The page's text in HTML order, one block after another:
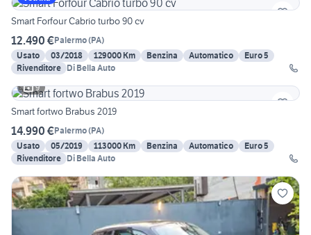
Smart Forfour Cabrio turbo 90 cv
12.490 €Palermo(PA)
Usato
03/2018 129000 Km Benzina Automatico
Euro 5
Rivenditore Di Bella Auto
9
Smart fortwo Brabus 2019
14.990 €Palermo(PA)
Usato
05/2019 113000 Km Benzina Automatico
Euro 5
Rivenditore Di Bella Auto